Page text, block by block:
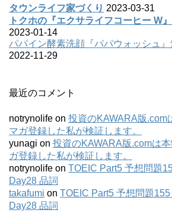
タウンライフ家づくり 2023-03-31
トクホの『エクサライフコーヒー W
2023-01-14
パパイン酵素洗顔『パパウォッシュ』
2022-11-29
最近のコメント
notrynolife on 投資のKAWARA版.com
マガ登録した私が検証します。
yunagi on 投資のKAWARA版.comは
ガ登録した私が検証します。
notrynolife on TOEIC Part5 予想問題
Day28 品詞
takafumi on TOEIC Part5 予想問題155
Day28 品詞